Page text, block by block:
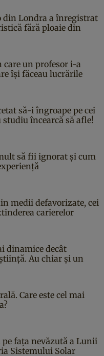
din Londra a înregistrat
fără ploaie din
un profesor i-a
își făceau lucrările
să-i îngroape pe cei
studiu încearcă să afle!
să fii ignorat și cum
medii defavorizate, cei
carierelor
dinamice decât
Au chiar și un
Care este cel mai
pe fața nevăzută a Lunii
Sistemului Solar